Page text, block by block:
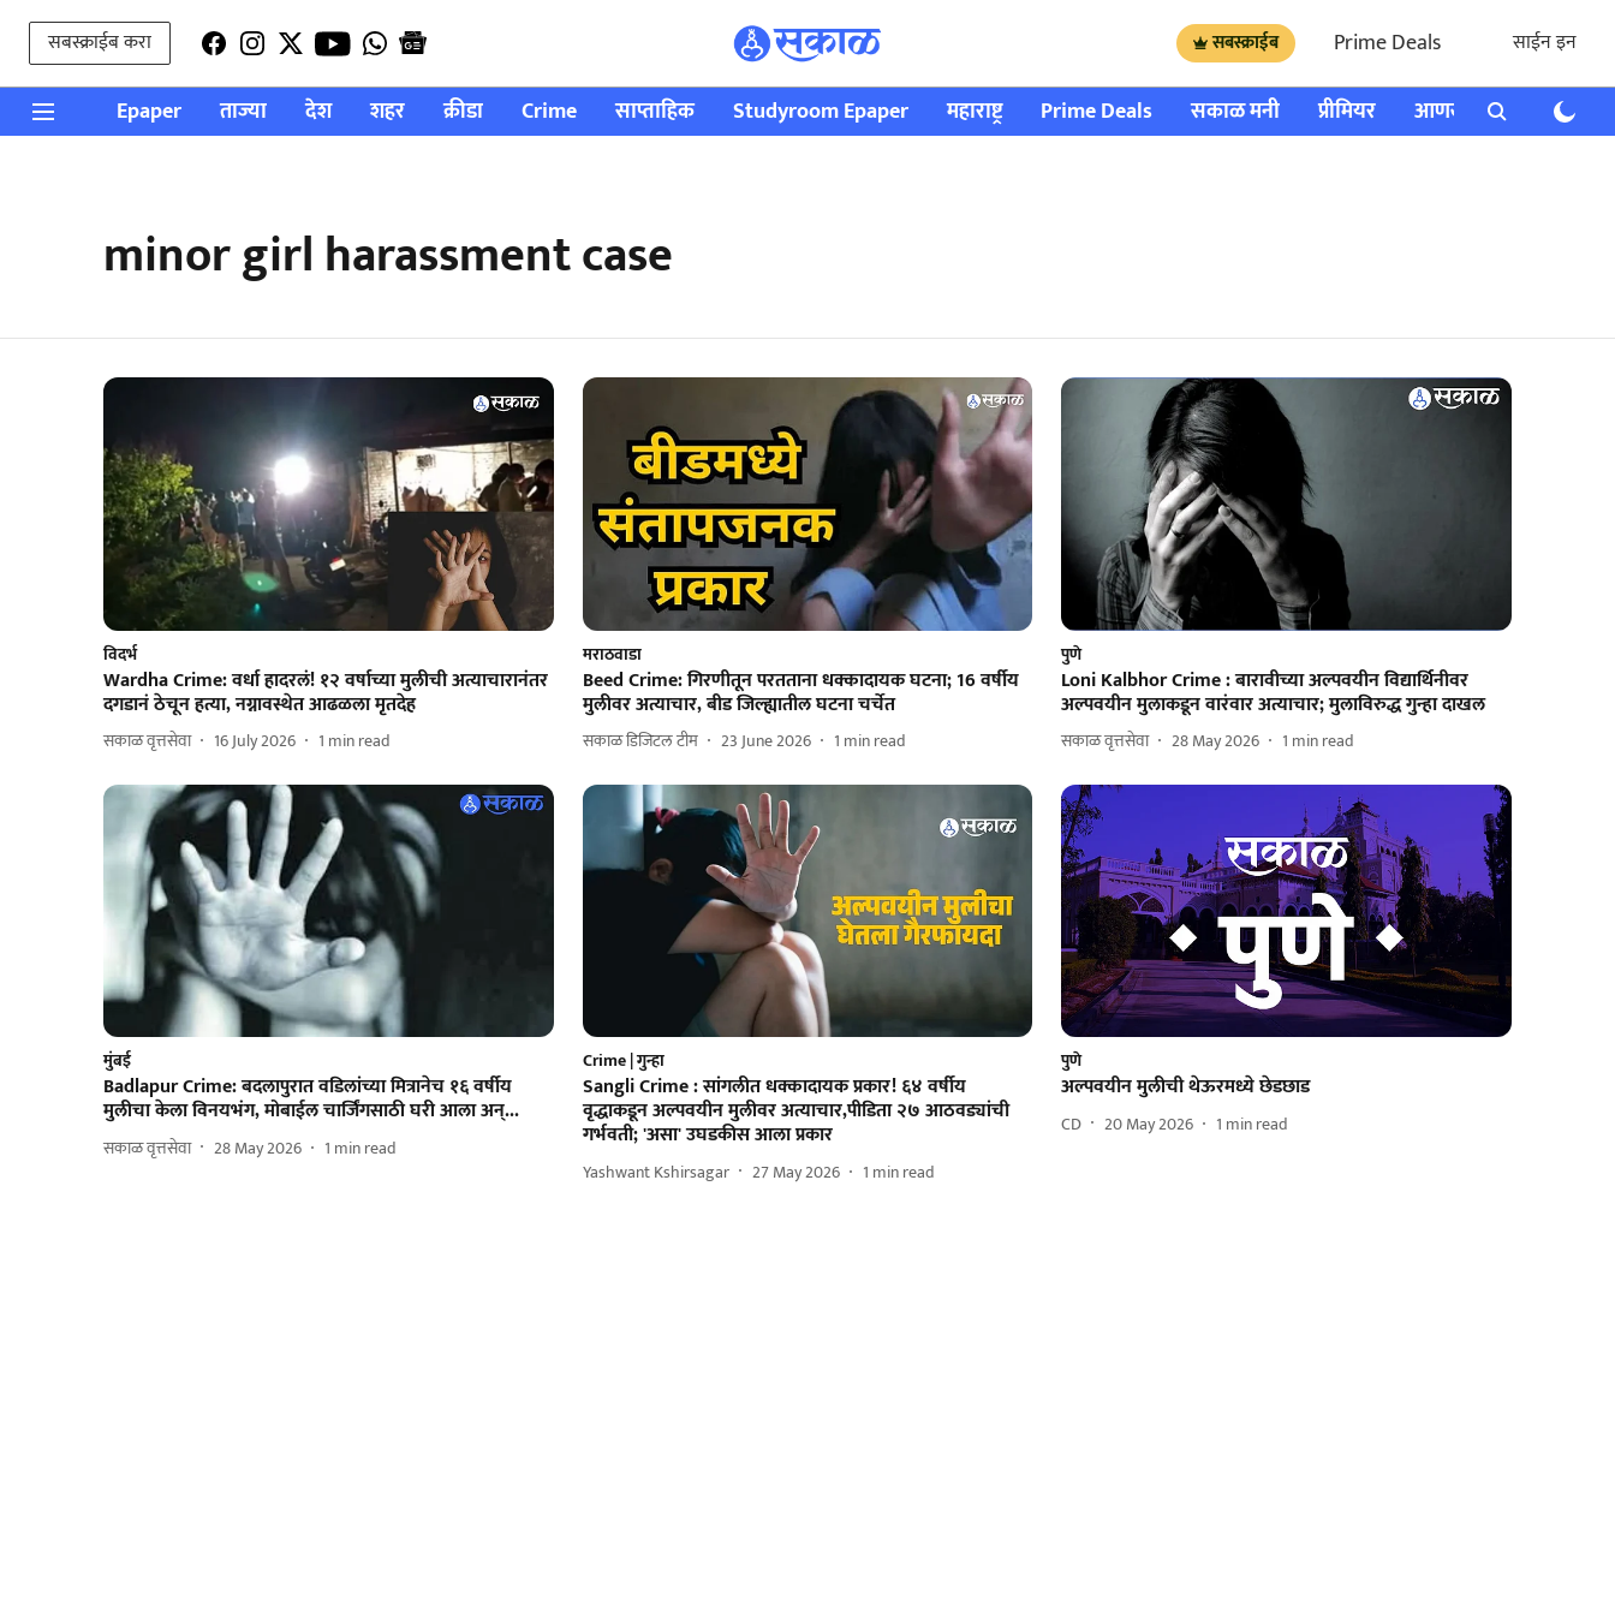
सबस्क्राईब करा सबस्क्राईब Prime Deals साईन इन
Epaper ताज्या देश शहर क्रीडा Crime साप्ताहिक Studyroom Epaper महाराष्ट्र Prime Deals सकाळ मनी प्रीमियर आणखी राशी भविष्य
minor girl harassment case
विदर्भ
Wardha Crime: वर्धा हादरलं! १२ वर्षाच्या मुलीची अत्याचारानंतर
दगडानं ठेचून हत्या, नग्नावस्थेत आढळला मृतदेह
सकाळ वृत्तसेवा 16 July 2026 1 min read
मराठवाडा
Beed Crime: गिरणीतून परतताना धक्कादायक घटना; 16 वर्षीय
मुलीवर अत्याचार, बीड जिल्ह्यातील घटना चर्चेत
सकाळ डिजिटल टीम 23 June 2026 1 min read
पुणे
Loni Kalbhor Crime : बारावीच्या अल्पवयीन विद्यार्थिनीवर
अल्पवयीन मुलाकडून वारंवार अत्याचार; मुलाविरुद्ध गुन्हा दाखल
सकाळ वृत्तसेवा 28 May 2026 1 min read
मुंबई
Badlapur Crime: बदलापुरात वडिलांच्या मित्रानेच १६ वर्षीय
मुलीचा केला विनयभंग, मोबाईल चार्जिंगसाठी घरी आला अन्...
सकाळ वृत्तसेवा 28 May 2026 1 min read
Crime | गुन्हा
Sangli Crime : सांगलीत धक्कादायक प्रकार! ६४ वर्षीय
वृद्धाकडून अल्पवयीन मुलीवर अत्याचार,पीडिता २७ आठवड्यांची
गर्भवती; 'असा' उघडकीस आला प्रकार
Yashwant Kshirsagar 27 May 2026 1 min read
पुणे
अल्पवयीन मुलीची थेऊरमध्ये छेडछाड
CD 20 May 2026 1 min read